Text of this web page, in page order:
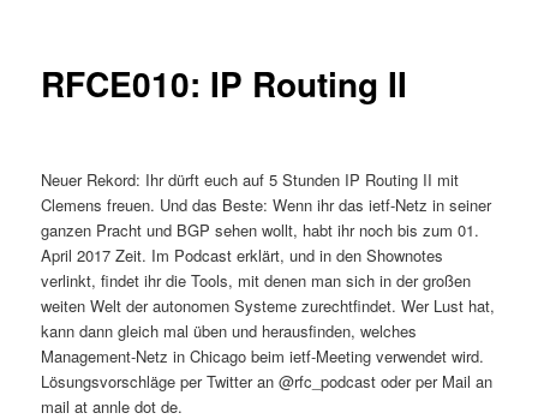
RFCE010: IP Routing II
Neuer Rekord: Ihr dürft euch auf 5 Stunden IP Routing II mit
Clemens freuen. Und das Beste: Wenn ihr das ietf-Netz in seiner
ganzen Pracht und BGP sehen wollt, habt ihr noch bis zum 01.
April 2017 Zeit. Im Podcast erklärt, und in den Shownotes
verlinkt, findet ihr die Tools, mit denen man sich in der großen
weiten Welt der autonomen Systeme zurechtfindet. Wer Lust hat,
kann dann gleich mal üben und herausfinden, welches
Management-Netz in Chicago beim ietf-Meeting verwendet wird.
Lösungsvorschläge per Twitter an @rfc_podcast oder per Mail an
mail at annle dot de.